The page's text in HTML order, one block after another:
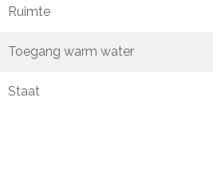
Ruimte
Toegang warm water
Staat